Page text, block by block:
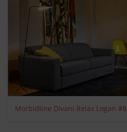
Morbidline Divani Relax Logan #8